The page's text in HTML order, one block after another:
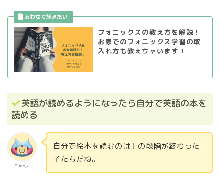
フォニックスの教え方を解説！
お家でのフォニックス学習の取
入れ方も教えちゃいます！
英語が読めるようになったら自分で英語の本を
読める
にゃんこ
自分で絵本を読むのは上の段階が終わった
子たちだね。